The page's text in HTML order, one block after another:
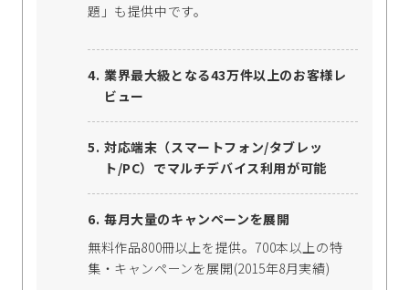
題」も提供中です。
業界最大級となる43万件以上のお客様レ
ビュー
対応端末（スマートフォン/タブレッ
ト/PC）でマルチデバイス利用が可能
毎月大量のキャンペーンを展開
無料作品800冊以上を提供。700本以上の特
集・キャンペーンを展開(2015年8月実績)